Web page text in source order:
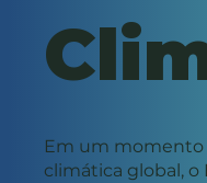
Em um momento
climática global, o